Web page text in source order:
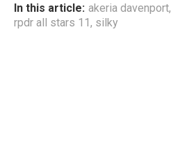
In this article: akeria davenport,
rpdr all stars 11, silky